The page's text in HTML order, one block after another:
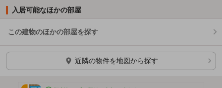
入居可能なほかの部屋
この建物のほかの部屋を探す
ほかの部屋を検索中…
近隣の物件を地図から探す